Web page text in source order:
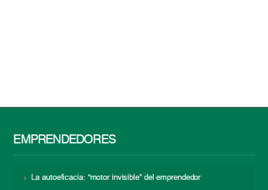
EMPRENDEDORES
La autoeficacia: “motor invisible” del emprendedor